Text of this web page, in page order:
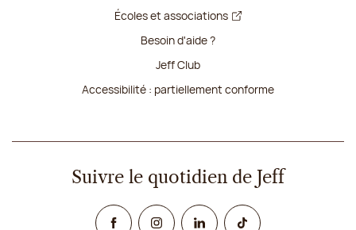
Écoles et associations
Besoin d'aide ?
Jeff Club
Accessibilité : partiellement conforme
Suivre le quotidien de Jeff